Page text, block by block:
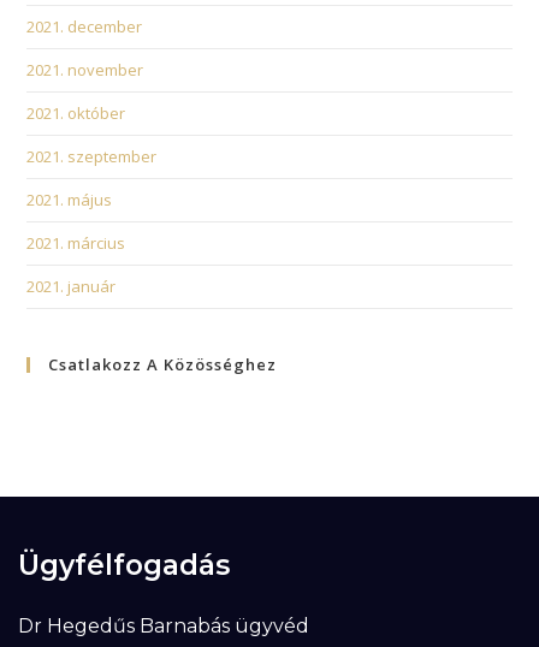
2021. december
2021. november
2021. október
2021. szeptember
2021. május
2021. március
2021. január
Csatlakozz A Közösséghez
Ügyfélfogadás
Dr Hegedűs Barnabás ügyvéd